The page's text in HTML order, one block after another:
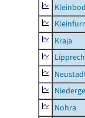
Kraja
Nohra